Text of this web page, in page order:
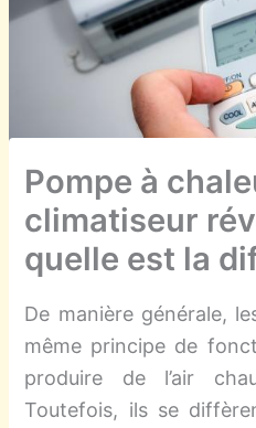
Pompe à
climatiseur
quelle est la
De manière générale,
même principe de
produire de l’air
Toutefois, ils se